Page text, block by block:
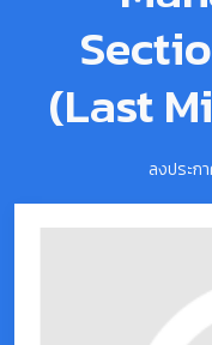
(Last
ลงประก